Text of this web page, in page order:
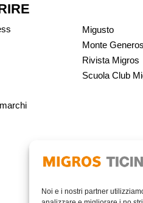
Noi e i nostri partner
Migusto
Monte
Rivista Migros
Scuola Club